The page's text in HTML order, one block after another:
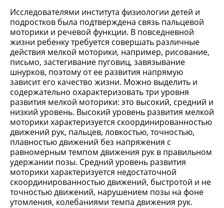
Исследователями института физиологии детей и
подростков была подтверждена связь пальцевой
моторики и речевой функции. В повседневной
жизни ребенку требуется совершать различные
действия мелкой моторики, например, рисование,
письмо, застегивание пуговиц, завязывание
шнурков, поэтому от ее развития напрямую
зависит его качество жизни. Можно выделить и
содержательно охарактеризовать три уровня
развития мелкой моторики: это высокий, средний и
низкий уровень. Высокий уровень развития мелкой
моторики характеризуется скоординированностью
движений рук, пальцев, ловкостью, точностью,
плавностью движений без напряжения с
равномерным темпом движения рук в правильном
удержании позы. Средний уровень развития
моторики характеризуется недостаточной
скоординированностью движений, быстротой и не
точностью движений, нарушением позы на фоне
утомления, колебаниями темпа движения рук.